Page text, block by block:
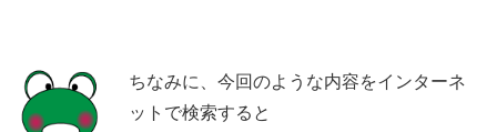
ちなみに、今回のような内容をインターネ
ットで検索すると